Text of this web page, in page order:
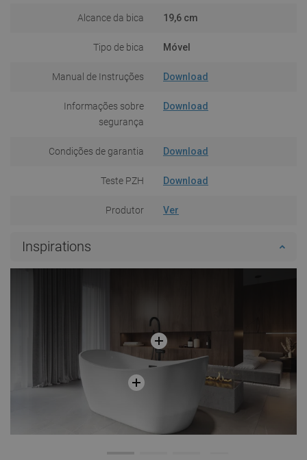
Alcance da bica 19,6 cm
Tipo de bica Móvel
Manual de Instruções Download
Informações sobre
segurança
Download
Condições de garantia Download
Teste PZH Download
Produtor Ver
Inspirations